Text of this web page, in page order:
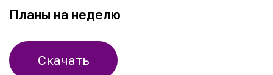
Партнерам
Отчетность
Документы и реквизиты